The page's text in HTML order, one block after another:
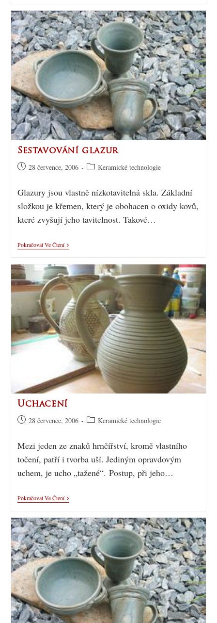
Sestavování glazur
28 července, 2006
Keramické technologie
Glazury jsou vlastně nízkotavitelná skla. Základní
složkou je křemen, který je obohacen o oxidy kovů,
které zvyšují jeho tavitelnost. Takové…
Pokračovat Ve Čtení
Uchacení
28 července, 2006
Keramické technologie
Mezi jeden ze znaků hrnčířství, kromě vlastního
točení, patří i tvorba uší. Jediným opravdovým
uchem, je ucho „tažené“. Postup, při jeho…
Pokračovat Ve Čtení